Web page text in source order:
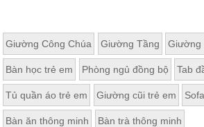
Giường Công Chúa Giường Tầng Giường
Bàn học trẻ em Phòng ngủ đồng bộ Tab
Tủ quần áo trẻ em Giường cũi trẻ em
Bàn ăn thông minh Bàn trà thông minh